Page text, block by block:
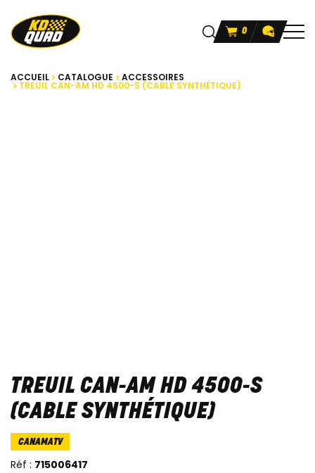
0
ACCUEIL CATALOGUE ACCESSOIRES
TREUIL CAN-AM HD 4500-S (CABLE SYNTHÉTIQUE)
TREUIL CAN-AM HD 4500-S
(CABLE SYNTHÉTIQUE)
CANAMATV
Réf : 715006417